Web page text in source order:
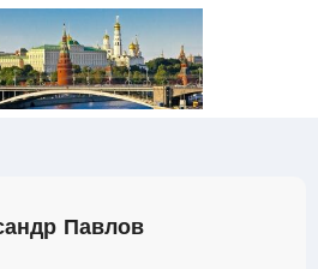
Павлов